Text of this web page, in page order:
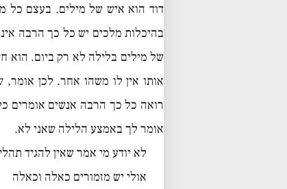
דוד הוא איש של מילים. בעצם כל
בהיכלות מלכים יש כל כך הרבה
של מילים בלילה לא רק ביום. הוא
אותו אין לו משהו אחר. לכן
רואה כל כך הרבה אנשים אומרים
אומר לך באמצע הלילה שאני לא.
לא יודע מי אמר שאין להגיד
אולי יש מזמורים כאלה וכאלה